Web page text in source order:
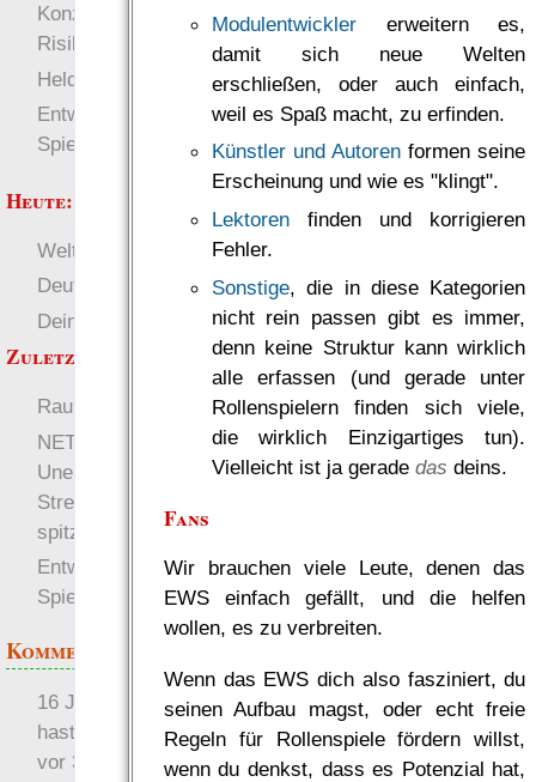
Modulentwicklererweitern es,
damit sich neue Welten
erschließen, oder auch einfach,
weil es Spaß macht, zu erfinden.
Künstler und Autoren formen seine
Erscheinung und wie es "klingt".
Lektorenfinden und korrigieren
Fehler.
Sonstige, die in diese Kategorien
nicht rein passen gibt es immer,
denn keine Struktur kann wirklich
alle erfassen (und gerade unter
Rollenspielern finden sich viele,
die wirklich Einzigartiges tun).
Vielleicht ist ja gerade das deins.
Fans
Wir brauchen viele Leute, denen das
EWS einfach gefällt, und die helfen
wollen, es zu verbreiten.
Wenn das EWS dich also fasziniert, du
seinen Aufbau magst, oder echt freie
Regeln für Rollenspiele fördern willst,
wenn du denkst, dass es Potenzial hat,
Konzept für Schwächen:
Risiko
Heldendokument
Entwicklung von
Spielwelten
more
Heute:
Welten
Deutsch
Deine Zitate für 1w6.org
Zuletzt angezeigt:
RaumZeit
NETFEED 2.894,78:
Unerhörte Forderung im
Streitfall Solar Tigris
spitzt die Lage zu
Entwicklung von
Spielwelten
Kommentare
16 Jahre später: mist, du
hast Recht …
vor 31 Wochen 5 Tage